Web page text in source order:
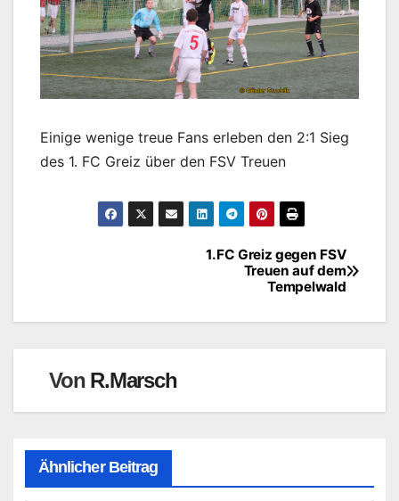
Einige wenige treue Fans erleben den 2:1 Sieg
des 1. FC Greiz über den FSV Treuen
Beitragsnavigation1.FC Greiz gegen FSV
Treuen auf dem
Tempelwald
Von R.Marsch
Ähnlicher Beitrag